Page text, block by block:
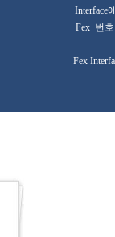
Interface
Fex 번
1/1
Fex